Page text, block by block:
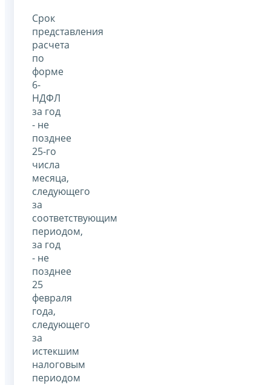
Срок
представления
расчета
по
форме
6-
НДФЛ
за год
- не
позднее
25-го
числа
месяца,
следующего
за
соответствующим
периодом,
за год
- не
позднее
25
февраля
года,
следующего
за
истекшим
налоговым
периодом